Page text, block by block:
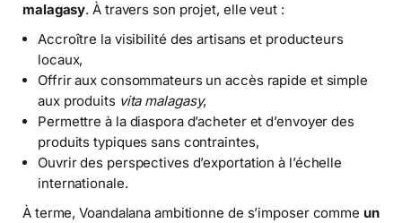
malagasy. À travers son projet, elle veut :
Accroître la visibilité des artisans et producteurs
locaux,
Offrir aux consommateurs un accès rapide et simple
aux produits vita malagasy,
Permettre à la diaspora d’acheter et d’envoyer des
produits typiques sans contraintes,
Ouvrir des perspectives d’exportation à l’échelle
internationale.
À terme, Voandalana ambitionne de s’imposer comme un